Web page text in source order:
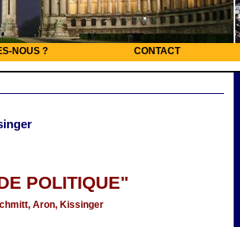
NOUS ? CONTACT
POLITIQUE"
Aron, Kissinger